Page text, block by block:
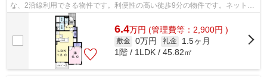
な、2沿線利用できる物件です。利便性の高い徒歩9分の物件です。ネット回
線が導入された物件です。お電話で株式...
6.4万円 (管理費等：2,900円 )
敷金 0万円 礼金
1.5ヶ月
1階 / 1LDK / 45.82㎡